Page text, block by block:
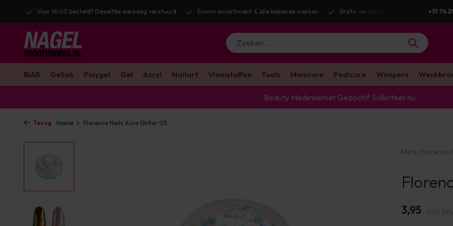
werkdag verstuurd Enorm assortiment & alle bekende merken Gratis verzending v.a. €100 excl. BTW Voor 16:00 besteld? Dezelfde
+31 74
BIAB Gellak Polygel Gel Acryl Nailart Vloeistoffen Tools Manicure Pedicure Wimpers
Beauty Medewerker Gezocht! Solliciteer nu
Terug Home Florence Nails Aura Glitter 05
Merk: Florence
3,95 Excl.